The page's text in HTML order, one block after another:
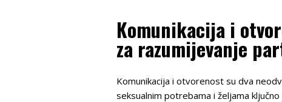
Komunikacija i
za razumijevanje
Komunikacija i otvorenost su dva
seksualnim potrebama i željama